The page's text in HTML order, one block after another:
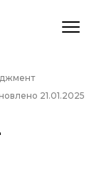
21.01.2025